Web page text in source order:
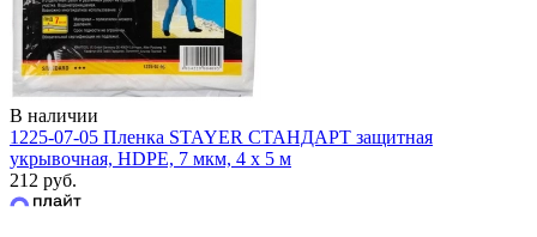
В наличии
1225-07-05 Пленка STAYER СТАНДАРТ защитная
укрывочная, HDPE, 7 мкм, 4 х 5 м
212 руб.